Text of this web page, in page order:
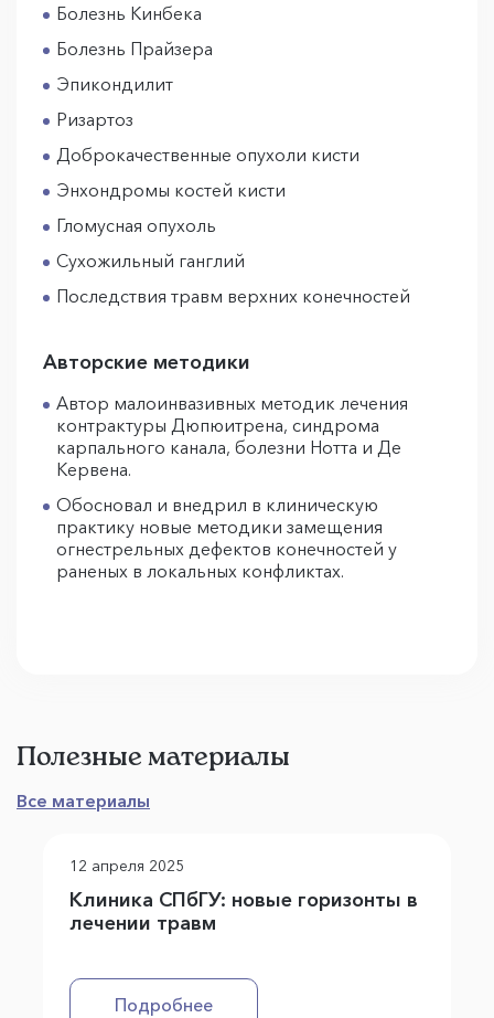
Болезнь Кинбека
Болезнь Прайзера
Эпикондилит
Ризартоз
Доброкачественные опухоли кисти
Энхондромы костей кисти
Гломусная опухоль
Сухожильный ганглий
Последствия травм верхних конечностей
Авторские методики
Автор малоинвазивных методик лечения
контрактуры Дюпюитрена, синдрома
карпального канала, болезни Нотта и Де
Кервена.
Обосновал и внедрил в клиническую
практику новые методики замещения
огнестрельных дефектов конечностей у
раненых в локальных конфликтах.
Полезные материалы
Все материалы
12 апреля 2025
Клиника СПбГУ: новые горизонты в
лечении травм
Подробнее